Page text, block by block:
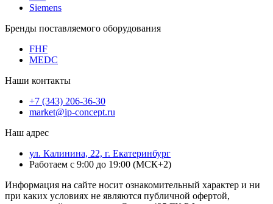
Siemens
Бренды поставляемого оборудования
FHF
MEDC
Наши контакты
+7 (343) 206-36-30
market@ip-concept.ru
Наш адрес
ул. Калинина, 22, г. Екатеринбург
Работаем с 9:00 до 19:00 (МСК+2)
Информация на сайте носит ознакомительный характер и ни
при каких условиях не являются публичной офертой,